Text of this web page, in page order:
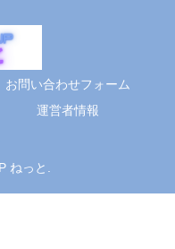
お問い合わせフォーム
運営者情報
ねっと.